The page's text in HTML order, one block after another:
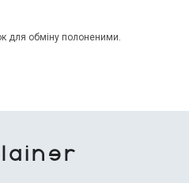
для обміну полоненими.